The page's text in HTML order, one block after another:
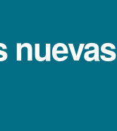
nuevas